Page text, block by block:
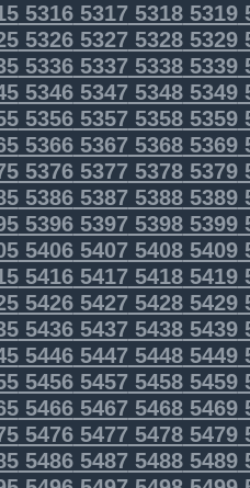
5316531753185319
5326532753285329
5336533753385339
5346534753485349
5356535753585359
5366536753685369
5376537753785379
5386538753885389
5396539753985399
5406540754085409
5416541754185419
5426542754285429
5436543754385439
5446544754485449
5456545754585459
5466546754685469
5476547754785479
5486548754885489